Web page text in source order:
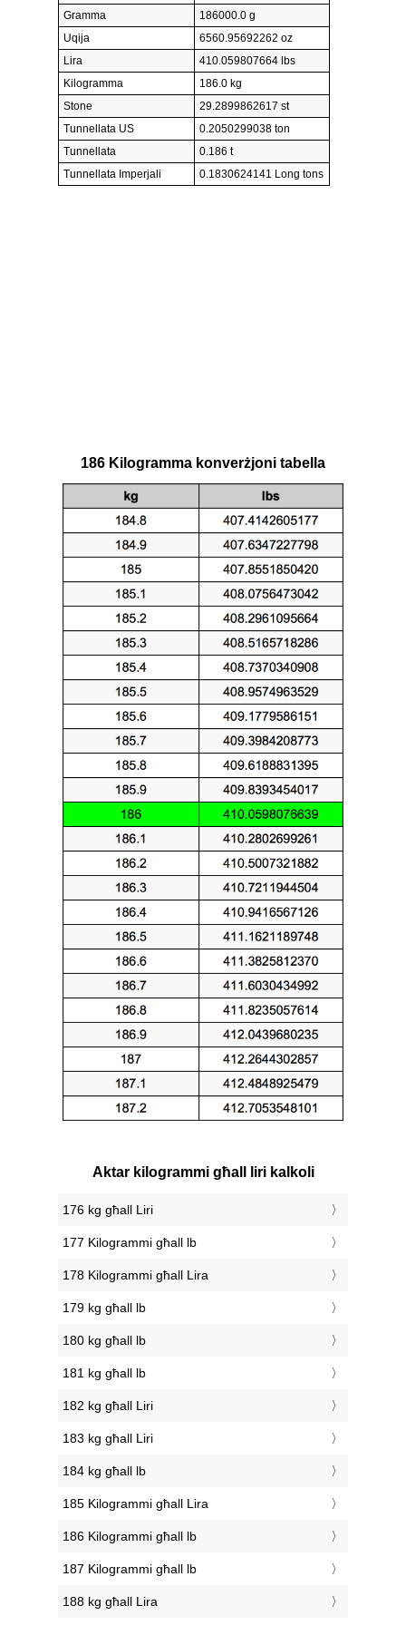
Gramma
186000.0 g
Uqija
6560.95692262 oz
Lira
410.059807664 lbs
Kilogramma
186.0 kg
Stone
29.2899862617 st
Tunnellata US
0.2050299038 ton
Tunnellata
0.186 t
Tunnellata Imperjali
0.1830624141 Long tons
186 Kilogramma konverżjoni tabella
Aktar kilogrammi għall liri kalkoli
176 kg għall Liri
177 Kilogrammi għall lb
178 Kilogrammi għall Lira
179 kg għall lb
180 kg għall lb
181 kg għall lb
182 kg għall Liri
183 kg għall Liri
184 kg għall lb
185 Kilogrammi għall Lira
186 Kilogrammi għall lb
187 Kilogrammi għall lb
188 kg għall Lira